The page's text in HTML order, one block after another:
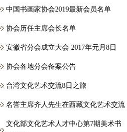
中国书画家协会2019最新会员名单
协会历任主席会长名单
安徽省分会成立大会 2017年元月8日
协会各地分会备案公告
台湾文化艺术交流8日之旅
名誉主席齐人先生在西藏文化艺术交流
文化部文化艺术人才中心第7期美术书